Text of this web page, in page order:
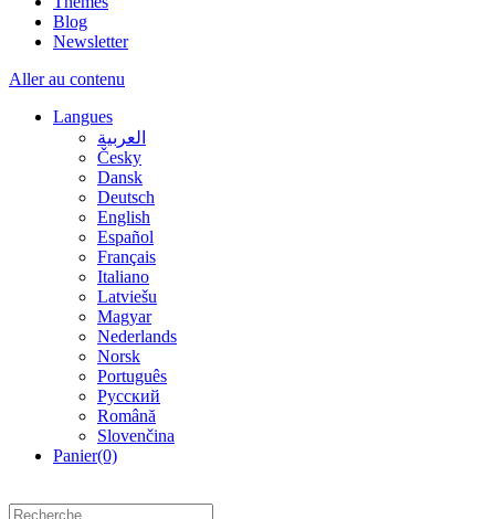
Blog
Newsletter
Aller au contenu
Langues
العربية
Česky
Dansk
Deutsch
English
Español
Français
Italiano
Latviešu
Magyar
Nederlands
Norsk
Português
Русский
Română
Slovenčina
Panier(0)